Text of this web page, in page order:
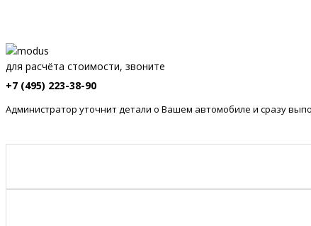
для расчёта стоимости, звоните
+7 (495) 223-38-90
Администратор уточнит детали о Вашем автомобиле и сразу